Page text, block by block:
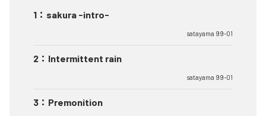
1 ： sakura -intro-
satayama 99-01
2 ： Intermittent rain
satayama 99-01
3 ： Premonition